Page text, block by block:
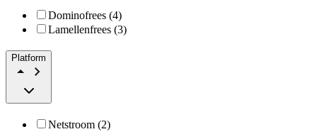
Dominofrees (4)
Lamellenfrees (3)
Platform
Netstroom (2)